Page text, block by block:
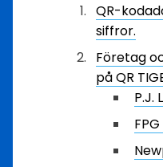
QR-
siffror.
Företag
på QR
P.J.